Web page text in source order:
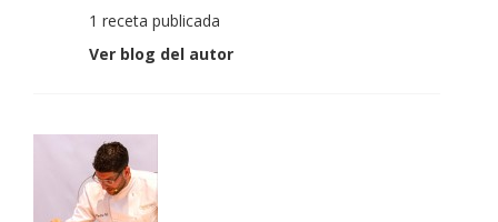
1 receta publicada
Ver blog del autor